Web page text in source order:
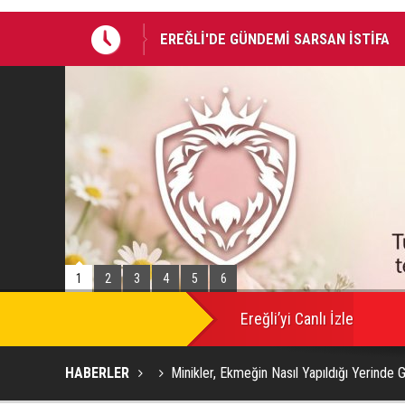
EREĞLİ'DE GÜNDEMİ SARSAN İSTİFA
Takla atan otomobildeki Bedirhan öldü,
1 2 3 4 5 6
Ereğli’yi Canlı İzle
HABERLER Minikler, Ekmeğin Nasıl Yapıldığı Yerinde